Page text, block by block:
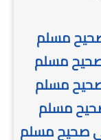
صحيح مسلم
صحيح مسلم
صحيح مسلم
صحيح مسلم
صحيح مسلم